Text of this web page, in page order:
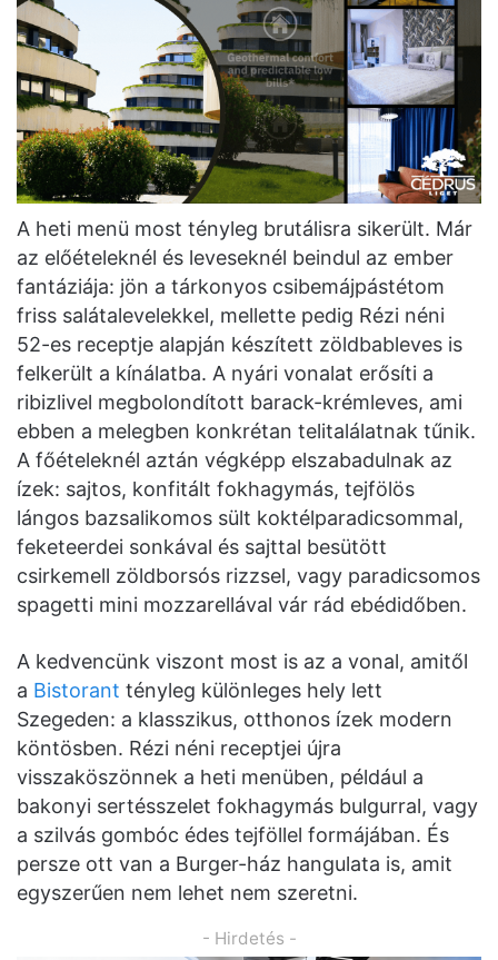
A heti menü most tényleg brutálisra sikerült. Már
az előételeknél és leveseknél beindul az ember
fantáziája: jön a tárkonyos csibemájpástétom
friss salátalevelekkel, mellette pedig Rézi néni
52-es receptje alapján készített zöldbableves is
felkerült a kínálatba. A nyári vonalat erősíti a
ribizlivel megbolondított barack-krémleves, ami
ebben a melegben konkrétan telitalálatnak tűnik.
A főételeknél aztán végképp elszabadulnak az
ízek: sajtos, konfitált fokhagymás, tejfölös
lángos bazsalikomos sült koktélparadicsommal,
feketeerdei sonkával és sajttal besütött
csirkemell zöldborsós rizzsel, vagy paradicsomos
spagetti mini mozzarellával vár rád ebédidőben.
A kedvencünk viszont most is az a vonal, amitől
a Bistorant tényleg különleges hely lett
Szegeden: a klasszikus, otthonos ízek modern
köntösben. Rézi néni receptjei újra
visszaköszönnek a heti menüben, például a
bakonyi sertésszelet fokhagymás bulgurral, vagy
a szilvás gombóc édes tejföllel formájában. És
persze ott van a Burger-ház hangulata is, amit
egyszerűen nem lehet nem szeretni.
- Hirdetés -